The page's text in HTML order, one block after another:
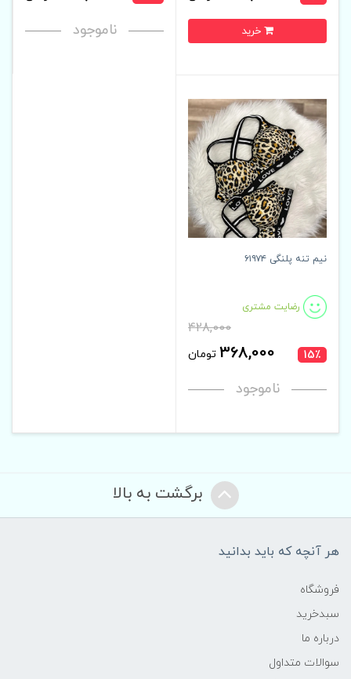
ناموجود
15٪
نیم تنه پلنگی ۶۱۹۷۴
رضایت مشتری
428,000
368,000 تومان
ناموجود
برگشت به بالا
هر آنچه که باید بدانید
فروشگاه
سبدخرید
درباره ما
سوالات متداول